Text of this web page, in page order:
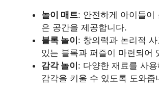
놀이 매트: 안전하게 아이들이
은 공간을 제공합니다.
블록 놀이: 창의력과 논리적
있는 블록과 퍼즐이 마련되어
감각 놀이: 다양한 재료를 사
감각을 키울 수 있도록 도와줍